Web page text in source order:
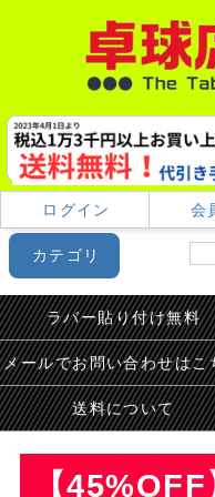
ログイン 会
ラバー貼り付け無料
メールでお問い合わせはこ
送料について
【
カテゴリ